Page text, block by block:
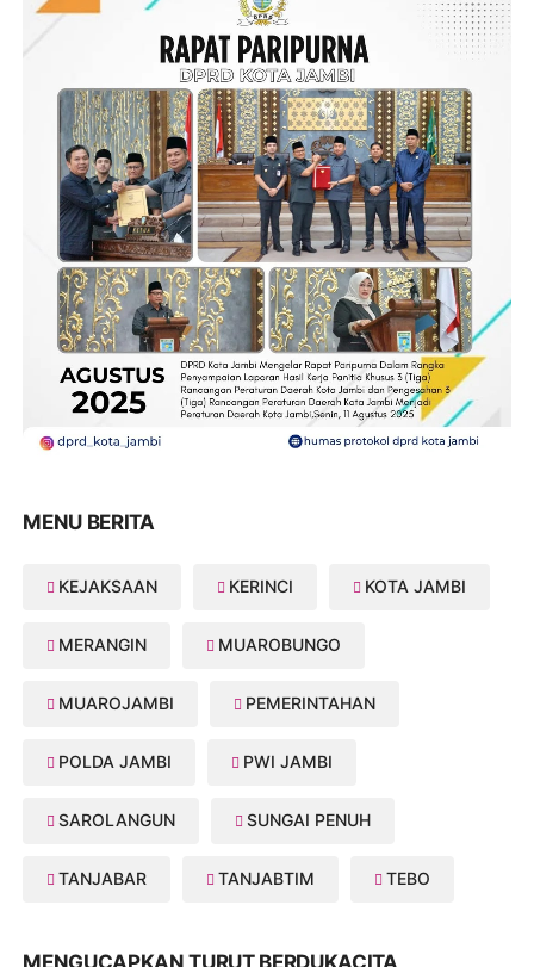
MENU BERITA
KEJAKSAAN KERINCI KOTA JAMBI
MERANGIN MUAROBUNGO
MUAROJAMBI PEMERINTAHAN
POLDA JAMBI PWI JAMBI
SAROLANGUN SUNGAI PENUH
TANJABAR TANJABTIM TEBO